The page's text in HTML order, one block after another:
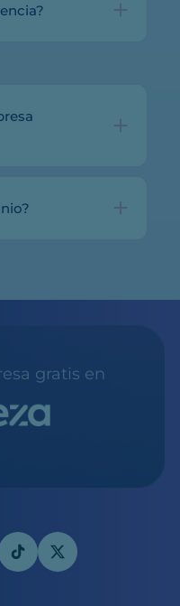
gratis en